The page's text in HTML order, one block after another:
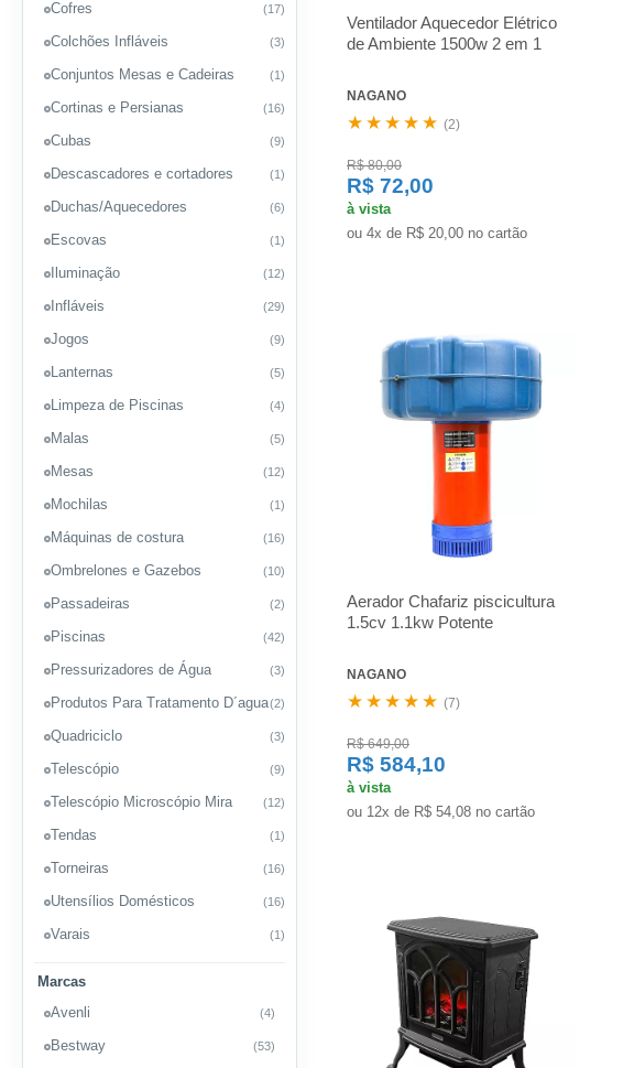
Cofres (17)
Colchões Infláveis (3)
Conjuntos Mesas e Cadeiras (1)
Cortinas e Persianas (16)
Cubas (9)
Descascadores e cortadores (1)
Duchas/Aquecedores (6)
Escovas (1)
Iluminação (12)
Infláveis (29)
Jogos (9)
Lanternas (5)
Limpeza de Piscinas (4)
Malas (5)
Mesas (12)
Mochilas (1)
Máquinas de costura (16)
Ombrelones e Gazebos (10)
Passadeiras (2)
Piscinas (42)
Pressurizadores de Água (3)
Produtos Para Tratamento D´agua(2)
Quadriciclo (3)
Telescópio (9)
Telescópio Microscópio Mira (12)
Tendas (1)
Torneiras (16)
Utensílios Domésticos (16)
Varais (1)
Marcas
Avenli
(4)
Bestway (53)
Ventilador Aquecedor Elétrico
de Ambiente 1500w 2 em 1
NAGANO
★★★★★ (2)
R$ 80,00
R$ 72,00
à vista
ou 4x de R$ 20,00 no cartão
Aerador Chafariz piscicultura
1.5cv 1.1kw Potente
NAGANO
★★★★★ (7)
R$ 649,00
R$ 584,10
à vista
ou 12x de R$ 54,08 no cartão